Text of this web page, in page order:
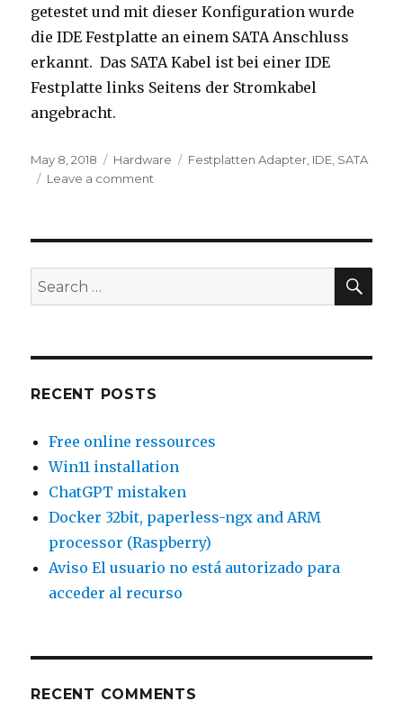
getestet und mit dieser Konfiguration wurde
die IDE Festplatte an einem SATA Anschluss
erkannt. Das SATA Kabel ist bei einer IDE
Festplatte links Seitens der Stromkabel
angebracht.
Posted
on
May 8, 2018 Categories
Hardware Tags
Festplatten Adapter IDE SATA
Leave a comment
<-
SATA
er
Search
for:
RECENT POSTS
Free online ressources
Win11 installation
ChatGPT mistaken
Docker 32bit, paperless-ngx and ARM
processor (Raspberry)
Aviso El usuario no está autorizado para
acceder al recurso
RECENT COMMENTS